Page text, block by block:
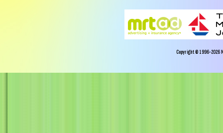
Copyright © 1996-2026